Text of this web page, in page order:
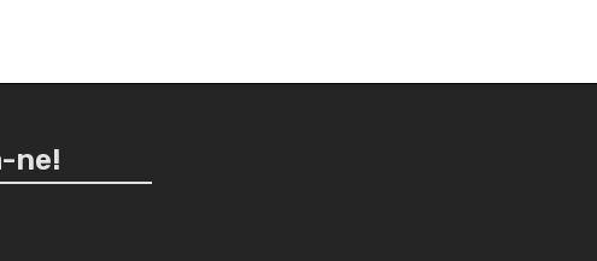
ne!